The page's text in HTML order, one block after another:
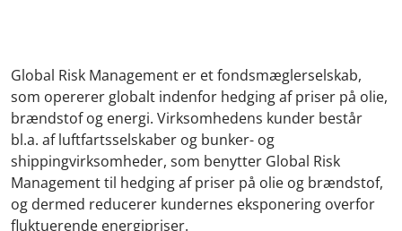
Global Risk Management er et fondsmæglerselskab,
som opererer globalt indenfor hedging af priser på olie,
brændstof og energi. Virksomhedens kunder består
bl.a. af luftfartsselskaber og bunker- og
shippingvirksomheder, som benytter Global Risk
Management til hedging af priser på olie og brændstof,
og dermed reducerer kundernes eksponering overfor
fluktuerende energipriser.